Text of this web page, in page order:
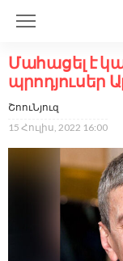
Մահացել է
պրոդյուսեր
ՇոուՆյուզ
15 Հուլիս, 2022 16:00